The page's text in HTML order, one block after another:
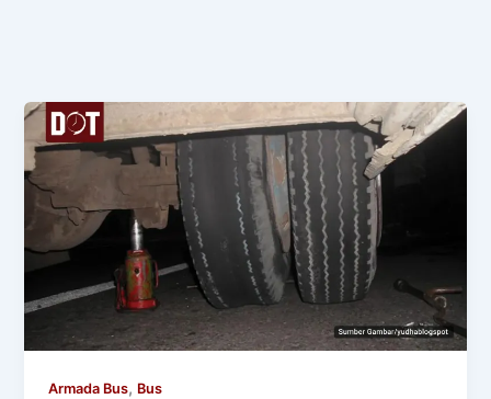
Armada Bus, Bus